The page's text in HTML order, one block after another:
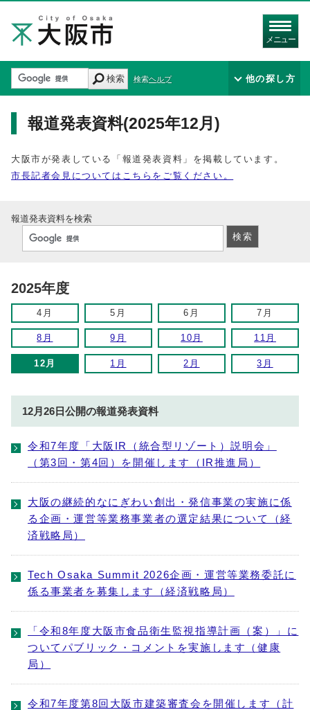
メニュー
検索 検索ヘルプ 他の探し方
報道発表資料(2025年12月)
大阪市が発表している「報道発表資料」を掲載しています。
市長記者会見についてはこちらをご覧ください。
報道発表資料を検索
2025年度
4月 5月 6月 7月
8月 9月 10月 11月
12月 1月 2月 3月
12月26日公開の報道発表資料
令和7年度「大阪IR（統合型リゾート）説明会」
（第3回・第4回）を開催します（IR推進局）
大阪の継続的なにぎわい創出・発信事業の実施に係
る企画・運営等業務事業者の選定結果について（経
済戦略局）
Tech Osaka Summit 2026企画・運営等業務委託に
係る事業者を募集します（経済戦略局）
「令和8年度大阪市食品衛生監視指導計画（案）」に
ついてパブリック・コメントを実施します（健康
局）
令和7年度第8回大阪市建築審査会を開催します（計